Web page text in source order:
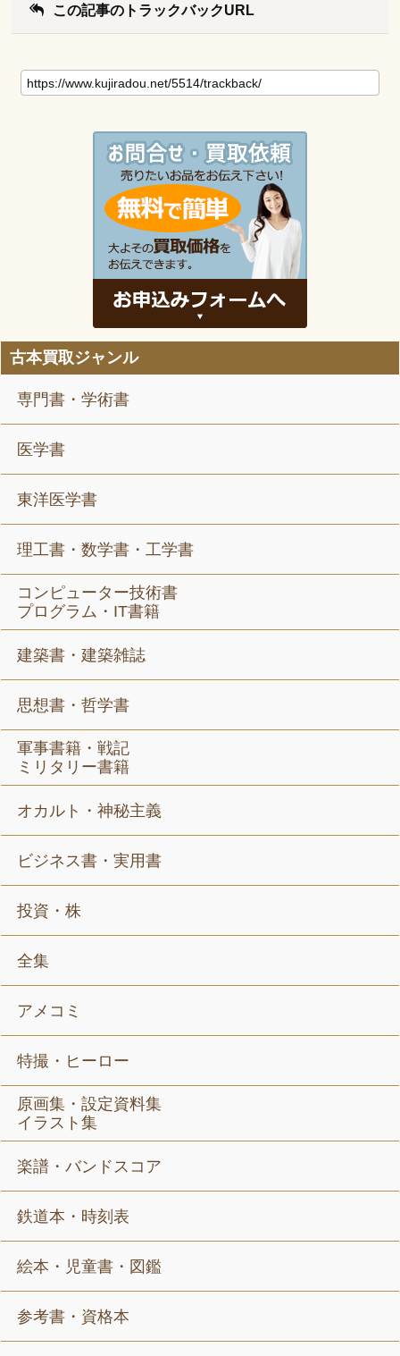
この記事のトラックバックURL
古本買取ジャンル
専門書・学術書
医学書
東洋医学書
理工書・数学書・工学書
コンピューター技術書
プログラム・IT書籍
建築書・建築雑誌
思想書・哲学書
軍事書籍・戦記
ミリタリー書籍
オカルト・神秘主義
ビジネス書・実用書
投資・株
全集
アメコミ
特撮・ヒーロー
原画集・設定資料集
イラスト集
楽譜・バンドスコア
鉄道本・時刻表
絵本・児童書・図鑑
参考書・資格本